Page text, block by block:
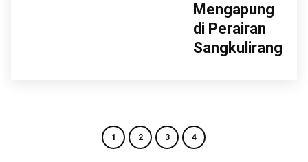
Mengapung
di Perairan
Sangkulirang
1 2 3 4